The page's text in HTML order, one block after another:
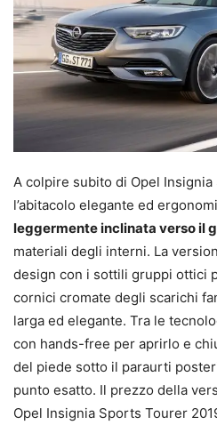
A colpire subito di Opel
l’abitacolo elegante ed
leggermente inclinata verso il
materiali degli interni. La
design con i sottili gruppi ottici
cornici cromate degli scarichi
larga ed elegante. Tra le
con hands-free per aprirlo e
del piede sotto il paraurti
punto esatto. Il prezzo della
Opel Insignia Sports Tourer